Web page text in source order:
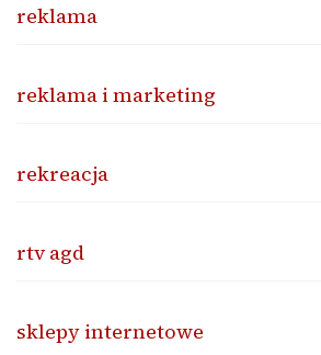
reklama
reklama i marketing
rekreacja
rtv agd
sklepy internetowe